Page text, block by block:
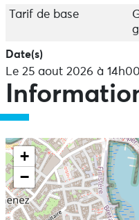
Tarif de base
Date(s)
Le 25 aout 2026 à 14h00
+
−